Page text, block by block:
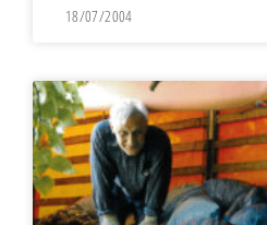
18/07/2004